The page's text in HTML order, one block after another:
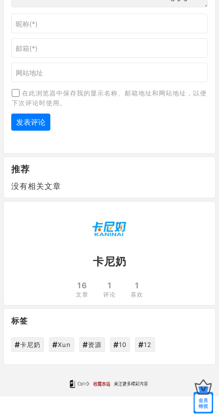
在此浏览器中保存我的显示名称、邮箱地址和网站地址，以便
下次评论时使用。
推荐
没有相关文章
卡尼奶
16
文章
1
评论
1
喜欢
标签
#卡尼奶 #Xun #资源 #10 #12